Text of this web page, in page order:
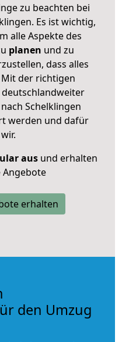
zu beachten bei
Es ist wichtig,
alle Aspekte des
planen und zu
dass alles
der richtigen
Schelklingen
werden und dafür
ausund erhalten
Angebote
erhalten
den Umzug